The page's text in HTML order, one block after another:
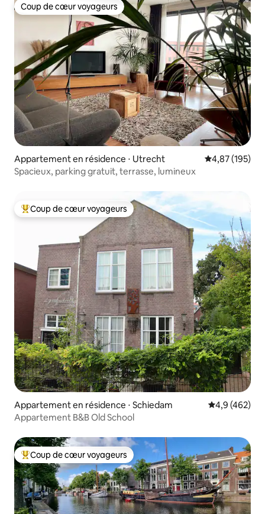
Coup de cœur voyageurs
Coup de cœur voyageurs
Appartement en résidence ⋅ Utrecht Évaluation
4,87 (195)
Spacieux, parking gratuit, terrasse, lumineux
Coups de cœur voyageurs les plus appréciés
Coup de cœur voyageurs
Appartement en résidence ⋅ Schiedam Évaluation
4,9 (462)
Appartement B&B Old School
Coups de cœur voyageurs les plus appréciés
Coup de cœur voyageurs